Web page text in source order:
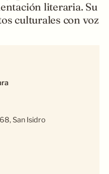
literaria. Su
culturales con voz
San Isidro